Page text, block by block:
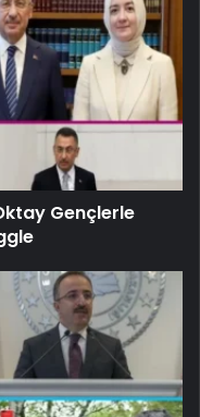
Gençlerle